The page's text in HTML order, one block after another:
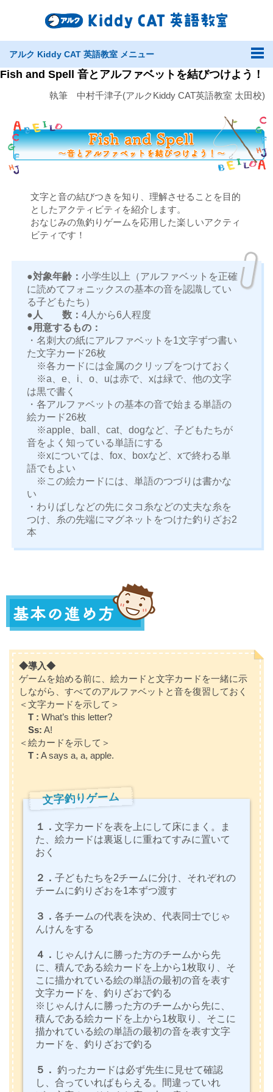
アルク Kiddy CAT 英語教室 メニュー
Fish and Spell 音とアルファベットを結びつけよう！
執筆 中村千津子(アルクKiddy CAT英語教室 太田校)
文字と音の結びつきを知り、理解させることを目的
としたアクティビティを紹介します。
おなじみの魚釣りゲームを応用した楽しいアクティ
ビティです！
●対象年齢： 小学生以上（アルファベットを正確
に読めてフォニックスの基本の音を認識してい
る子どもたち）
●人 数： 4人から6人程度
●用意するもの：
・名刺大の紙にアルファベットを1文字ずつ書い
た文字カード26枚
※各カードには金属のクリップをつけておく
※a、e、i、o、uは赤で、xは緑で、他の文字
は黒で書く
・各アルファベットの基本の音で始まる単語の
絵カード26枚
※apple、ball、cat、dogなど、子どもたちが
音をよく知っている単語にする
※xについては、fox、boxなど、xで終わる単
語でもよい
※この絵カードには、単語のつづりは書かな
い
・わりばしなどの先にタコ糸などの丈夫な糸を
つけ、糸の先端にマグネットをつけた釣りざお2
本
◆導入◆
ゲームを始める前に、絵カードと文字カードを一緒に示
しながら、すべてのアルファベットと音を復習しておく
＜文字カードを示して＞
T : What’s this letter?
Ss: A!
＜絵カードを示して＞
T : A says a, a, apple.
文字釣りゲーム
１．文字カードを表を上にして床にまく。ま
た、絵カードは裏返しに重ねてすみに置いて
おく
２．子どもたちを2チームに分け、それぞれの
チームに釣りざおを1本ずつ渡す
３．各チームの代表を決め、代表同士でじゃ
んけんをする
４． じゃんけんに勝った方のチームから先
に、積んである絵カードを上から1枚取り、そ
こに描かれている絵の単語の最初の音を表す
文字カードを、釣りざおで釣る
※じゃんけんに勝った方のチームから先に、
積んである絵カードを上から1枚取り、そこに
描かれている絵の単語の最初の音を表す文字
カードを、釣りざおで釣る
５． 釣ったカードは必ず先生に見せて確認
し、合っていればもらえる。間違っていれ